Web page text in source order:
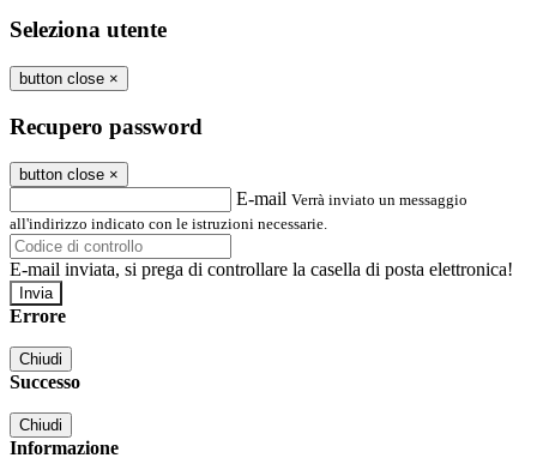
Seleziona utente
button close ×
Recupero password
button close ×
E-mail Verrà inviato un messaggio
all'indirizzo indicato con le istruzioni necessarie.
E-mail inviata, si prega di controllare la casella di posta elettronica!
Errore
Chiudi
Successo
Chiudi
Informazione